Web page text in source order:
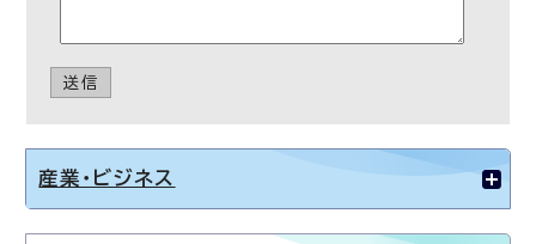
送信
産業・ビジネス